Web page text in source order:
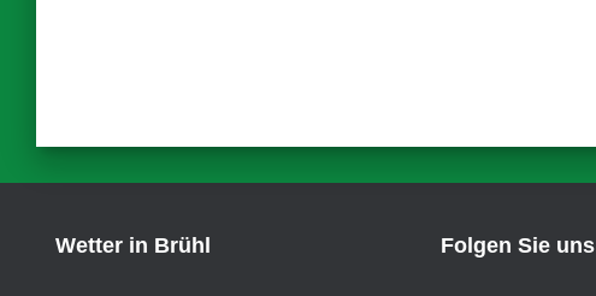
Wetter in Brühl Folgen Sie uns